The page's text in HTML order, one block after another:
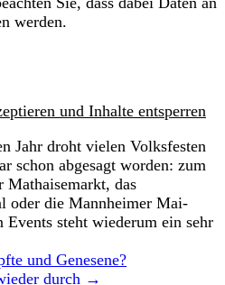
werden.
und Inhalte entsperren
Jahr droht vielen Volksfesten
schon abgesagt worden: zum
Mathaisemarkt, das
oder die Mannheimer Mai-
Events steht wiederum ein sehr
und Genesene?
durch →